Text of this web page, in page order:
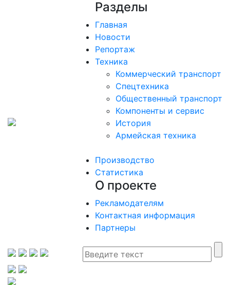
Разделы
Главная
Новости
Репортаж
Техника
Коммерческий транспорт
Спецтехника
Общественный транспорт
Компоненты и сервис
История
Армейская техника
Производство
Статистика
О проекте
Рекламодателям
Контактная информация
Партнеры